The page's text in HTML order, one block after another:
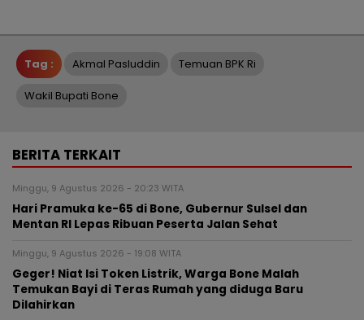
Tag : Akmal Pasluddin Temuan BPK Ri
Wakil Bupati Bone
BERITA TERKAIT
Minggu, 9 Agustus 2026 - 20:23 WITA
Hari Pramuka ke-65 di Bone, Gubernur Sulsel dan
Mentan RI Lepas Ribuan Peserta Jalan Sehat
Minggu, 9 Agustus 2026 - 19:08 WITA
Geger! Niat Isi Token Listrik, Warga Bone Malah
Temukan Bayi di Teras Rumah yang diduga Baru
Dilahirkan